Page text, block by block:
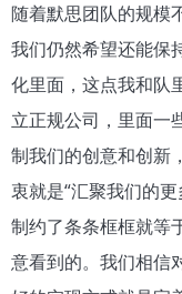
随着默思团队的规模
我们仍然希望还能保
化里面，这点我和队
立正规公司，里面一
制我们的创意和创新
衷就是“汇聚我们的
制约了条条框框就等
意看到的。我们相信